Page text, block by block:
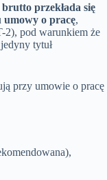
przekłada się
o pracę,
2), pod warunkiem że
tytuł
przy umowie o pracę